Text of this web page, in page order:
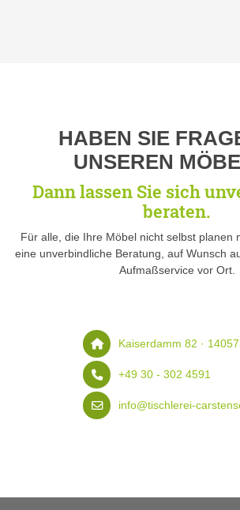
HABEN SIE
UNSEREN
Dann lassen Sie sich
beraten.
Für alle, die Ihre Möbel nicht selbst planen
eine unverbindliche Beratung, auf Wunsch
Aufmaßservice vor Ort.
Kaiserdamm 82 ·
+49 30 - 302 4591
info@tischlerei-